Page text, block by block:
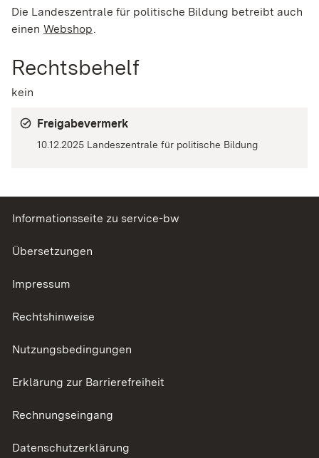
Die Landeszentrale für politische Bildung betreibt auch
einen Webshop
Rechtsbehelf
kein
Freigabevermerk
10.12.2025 Landeszentrale für politische Bildung
Informationsseite zu service-bw
Übersetzungen
Impressum
Rechtshinweise
Nutzungsbedingungen
Erklärung zur Barrierefreiheit
Rechnungseingang
Datenschutzerklärung